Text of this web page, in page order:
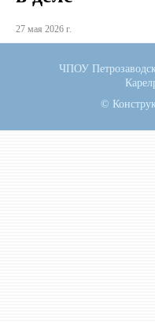
27 мая 2026 г.
ЧПОУ
©